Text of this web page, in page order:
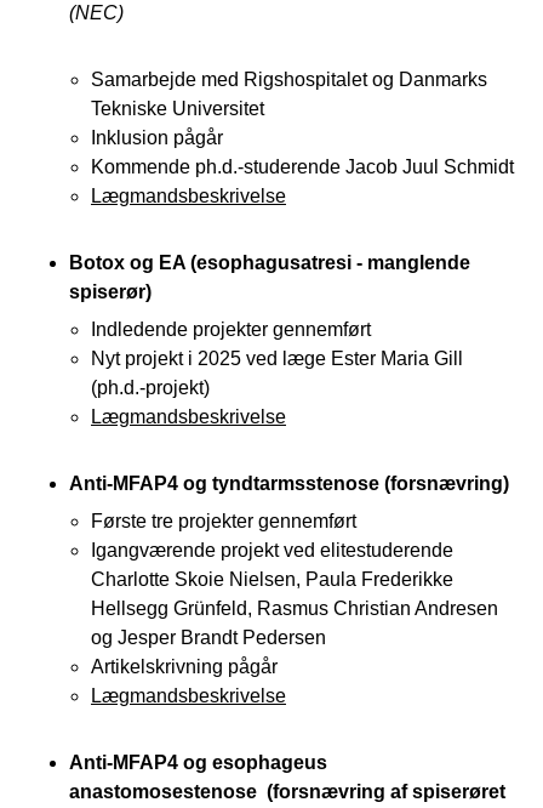
(NEC)
Samarbejde med Rigshospitalet og Danmarks
Tekniske Universitet
Inklusion pågår
Kommende ph.d.-studerende Jacob Juul Schmidt
Lægmandsbeskrivelse
Botox og EA (esophagusatresi - manglende
spiserør)
Indledende projekter gennemført
Nyt projekt i 2025 ved læge Ester Maria Gill
(ph.d.-projekt)
Lægmandsbeskrivelse
Anti-MFAP4 og tyndtarmsstenose (forsnævring)
Første tre projekter gennemført
Igangværende projekt ved elitestuderende
Charlotte Skoie Nielsen, Paula Frederikke
Hellsegg Grünfeld, Rasmus Christian Andresen
og Jesper Brandt Pedersen
Artikelskrivning pågår
Lægmandsbeskrivelse
Anti-MFAP4 og esophageus
anastomosestenose (forsnævring af spiserøret